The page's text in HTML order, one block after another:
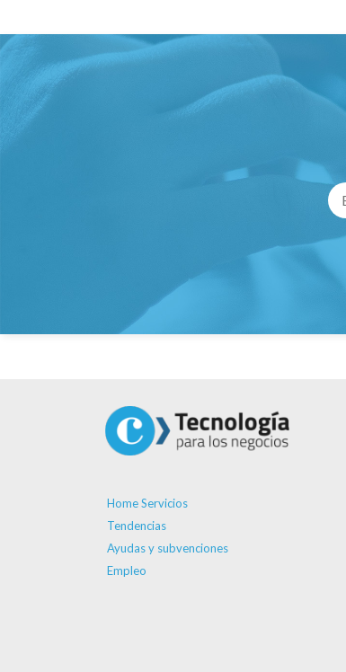
Home Servicios
Tendencias
Ayudas y subvenciones
Empleo